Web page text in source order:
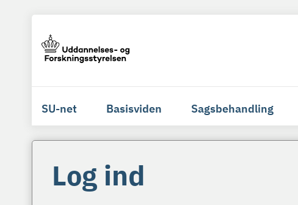
SU-net Basisviden Sagsbehandling
Log ind